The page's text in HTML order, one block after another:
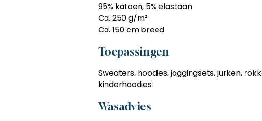
95% katoen, 5% elastaan
Ca. 250 g/m²
Ca. 150 cm breed
Toepassingen
Sweaters, hoodies, joggingsets, jurken,
kinderhoodies
Wasadvies